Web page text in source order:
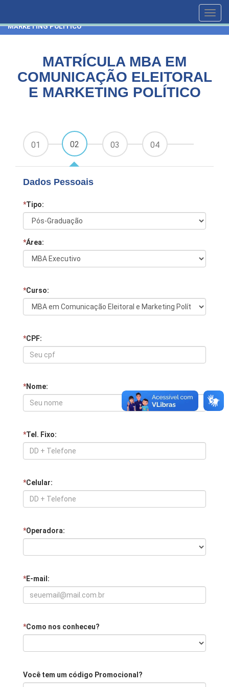
MARKETING POLÍTICO
MATRÍCULA MBA EM
COMUNICAÇÃO ELEITORAL
E MARKETING POLÍTICO
01 02 03 04
Dados Pessoais
*Tipo:
*Área:
*Curso:
*CPF:
*Nome:
*Tel. Fixo:
*Celular:
*Operadora:
*E-mail:
*Como nos conheceu?
Você tem um código Promocional?